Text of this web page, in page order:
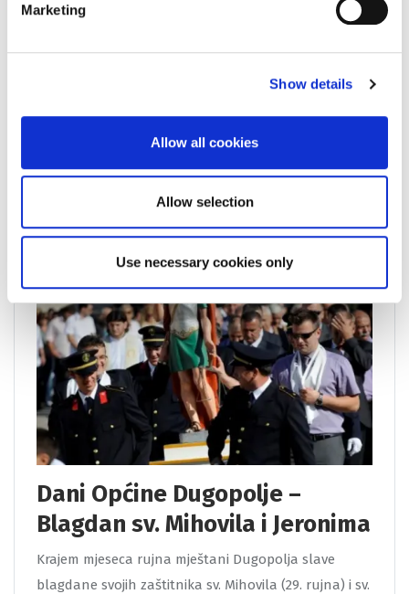
Marketing
Show details
Allow all cookies
Allow selection
Use necessary cookies only
Planina Mosor dijeli srednjodalmatinsku obalu od
Planina se nekoć koristila za ispašu stoke i sječu
drva, a danas koristi za sport, rekreaciju i lov.
Dani Općine Dugopolje –
Blagdan sv. Mihovila i Jeronima
Krajem mjeseca rujna mještani Dugopolja slave
blagdane svojih zaštitnika sv. Mihovila (29. rujna) i sv.